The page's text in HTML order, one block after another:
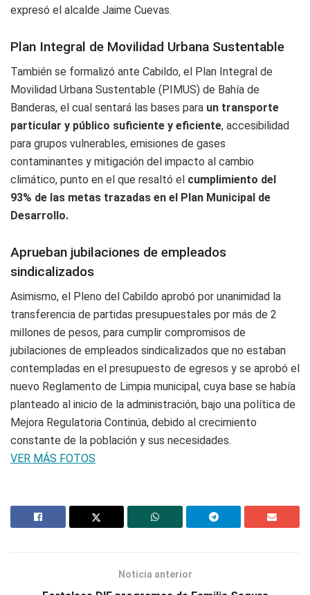
expresó el alcalde Jaime Cuevas.
Plan Integral de Movilidad Urbana Sustentable
También se formalizó ante Cabildo, el Plan Integral de
Movilidad Urbana Sustentable (PIMUS) de Bahía de
Banderas, el cual sentará las bases para un transporte
particular y público suficiente y eficiente, accesibilidad
para grupos vulnerables, emisiones de gases
contaminantes y mitigación del impacto al cambio
climático, punto en el que resaltó el cumplimiento del
93% de las metas trazadas en el Plan Municipal de
Desarrollo.
Aprueban jubilaciones de empleados
sindicalizados
Asimismo, el Pleno del Cabildo aprobó por unanimidad la
transferencia de partidas presupuestales por más de 2
millones de pesos, para cumplir compromisos de
jubilaciones de empleados sindicalizados que no estaban
contempladas en el presupuesto de egresos y se aprobó el
nuevo Reglamento de Limpia municipal, cuya base se había
planteado al inicio de la administración, bajo una política de
Mejora Regulatoria Continúa, debido al crecimiento
constante de la población y sus necesidades.
VER MÁS FOTOS
Noticia anterior